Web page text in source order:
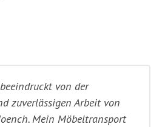
von der
zuverlässigen Arbeit von
Mein Möbeltransport